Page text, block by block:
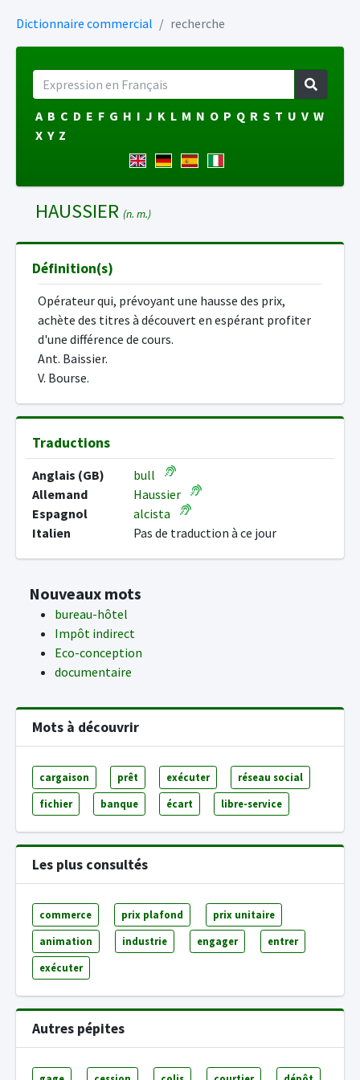
Dictionnaire commercial recherche
A B C D E F G H I J K L M N O P Q R S T U V W
X Y Z
HAUSSIER (n. m.)
Définition(s)
Opérateur qui, prévoyant une hausse des prix,
achète des titres à découvert en espérant profiter
d'une différence de cours.
Ant. Baissier.
V. Bourse.
Traductions
Anglais (GB)
bull
Allemand
Haussier
Espagnol
alcista
Italien
Pas de traduction à ce jour
Nouveaux mots
bureau-hôtel
Impôt indirect
Eco-conception
documentaire
Mots à découvrir
cargaison prêt exécuter réseau social
fichier banque écart libre-service
Les plus consultés
commerce prix plafond prix unitaire
animation industrie engager entrer
exécuter
Autres pépites